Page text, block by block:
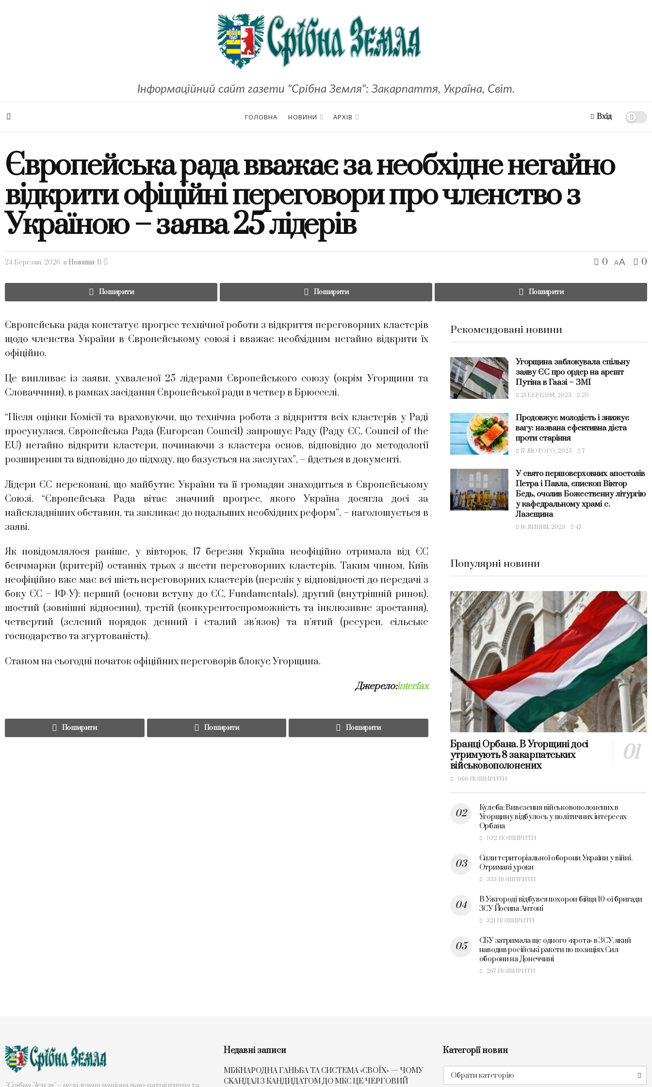
Інформаційний сайт газети "Срібна Земля": Закарпаття, Україна, Світ.
ГОЛОВНА НОВИНИ АРХІВ Вхід
Європейська рада вважає за необхідне негайно
відкрити офіційні переговори про членство з
Україною – заява 25 лідерів
24 Березня, 2026 в Новини 11 0 AA 0
Поширити Поширити Поширити
Європейська рада констатує прогрес технічної роботи з відкриття переговорних кластерів
щодо членства України в Європейському союзі і вважає необхідним негайно відкрити їх
офіційно.
Це випливає із заяви, ухваленої 25 лідерами Європейського союзу (окрім Угорщини та
Словаччини), в рамках засідання Європейської ради в четвер в Брюсселі.
“Після оцінки Комісії та враховуючи, що технічна робота з відкриття всіх кластерів у Раді
просунулася, Європейська Рада (European Council) запрошує Раду (Раду ЄС, Council of the
EU) негайно відкрити кластери, починаючи з кластера основ, відповідно до методології
розширення та відповідно до підходу, що базується на заслугах”, – йдеться в документі.
Лідери ЄС переконані, що майбутнє України та її громадян знаходиться в Європейському
Союзі. “Європейська Рада вітає значний прогрес, якого Україна досягла досі за
найскладніших обставин, та закликає до подальших необхідних реформ”, – наголошується в
заяві.
Як повідомлялося раніше, у вівторок, 17 березня Україна неофіційно отримала від ЄС
бенчмарки (критерії) останніх трьох з шести переговорних кластерів. Таким чином, Київ
неофіційно вже має всі шість переговорних кластерів (перелік у відповідності до передачі з
боку ЄС – ІФ-У): перший (основи вступу до ЄС, Fundamentals), другий (внутрішній ринок),
шостий (зовнішні відносини), третій (конкурентоспроможність та інклюзивне зростання),
четвертий (зелений порядок денний і сталий зв’язок) та п’ятий (ресурси, сільське
господарство та згуртованість).
Станом на сьогодні початок офіційних переговорів блокує Угорщина.
Джерело:interfax
Поширити Поширити Поширити
Рекомендовані новини
Угорщина заблокувала спільну
заяву ЄС про ордер на арешт
Путіна в Гаазі – ЗМІ
21 БЕРЕЗНЯ, 2023 20
Продовжує молодість і знижує
вагу: названа ефективна дієта
проти старіння
17 ЛЮТОГО, 2025 7
У свято першоверховних апостолів
Петра і Павла, єпископ Віктор
Бедь, очолив Божественну літургію
у кафедральному храмі с.
Лазещина
16 ЛИПНЯ, 2023 47
Популярні новини
Бранці Орбана. В Угорщині досі
утримують 8 закарпатських
військовополонених
966 ПОШИРИТИ
Кулеба: Вивезення військовополонених в
Угорщину відбулось у політичних інтересах
Орбана
932 ПОШИРИТИ
Сили територіальної оборони України у війні.
Отримані уроки
333 ПОШИРИТИ
В Ужгороді відбувся похорон бійця 10-ої бригади
ЗСУ Йосипа Антоні
321 ПОШИРИТИ
СБУ затримала ще одного «крота» в ЗСУ, який
наводив російські ракети по позиціях Сил
оборони на Донеччині
267 ПОШИРИТИ
Недавні записи
МІЖНАРОДНА ГАНЬБА ТА СИСТЕМА «СВОЇХ» — ЧОМУ
СKАНДАЛ З КАНДИДАТОМ ДО МКС ЦЕ ЧЕРГОВИЙ
Категорії новин
Категорії
новин
Обрати категорію